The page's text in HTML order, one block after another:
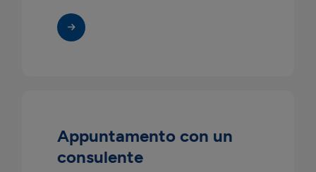
Appuntamento con un
consulente